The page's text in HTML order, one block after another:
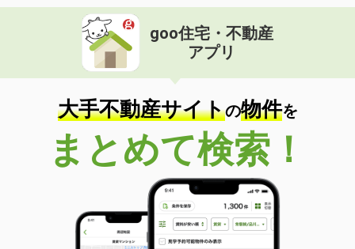
goo住宅・不動産
アプリ
大手不動産サイトの物件を
まとめて検索！